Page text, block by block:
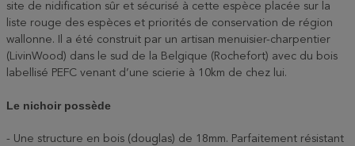
site de nidification sûr et sécurisé à cette espèce placée sur la
liste rouge des espèces et priorités de conservation de région
wallonne. Il a été construit par un artisan menuisier-charpentier
(LivinWood) dans le sud de la Belgique (Rochefort) avec du bois
labellisé PEFC venant d’une scierie à 10km de chez lui.
Le nichoir possède
- Une structure en bois (douglas) de 18mm. Parfaitement résistant